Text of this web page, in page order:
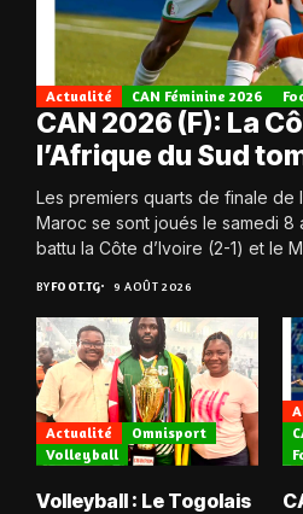
Actualité CAN Féminine 2026
CAN 2026 (F): La
l’Afrique du Sud
Les premiers quarts de finale de
Maroc se sont joués le samedi 8
battu la Côte d’Ivoire (2-1) et le
BYFOOT.TG 9 AOÛT 2026
Actualité
Omnisport
Volleyball
Volleyball : Le Togolais